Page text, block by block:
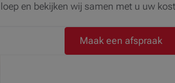
en bekijken wij samen met u uw
Maak een afspraak